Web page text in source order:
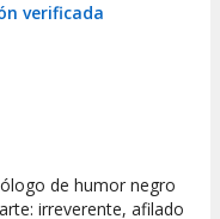
verificada
de humor negro
irreverente, afilado